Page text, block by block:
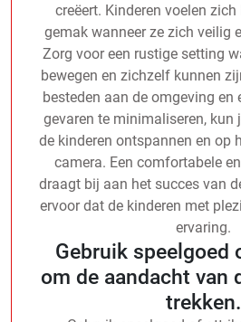
creëert. Kinderen voelen
gemak wanneer ze zich veilig
Zorg voor een rustige setting
bewegen en zichzelf kunnen
besteden aan de omgeving en
gevaren te minimaliseren, kun
de kinderen ontspannen en op
camera. Een comfortabele
draagt bij aan het succes van
ervoor dat de kinderen met
ervaring.
Gebruik speelgoed
om de aandacht van
trekken.